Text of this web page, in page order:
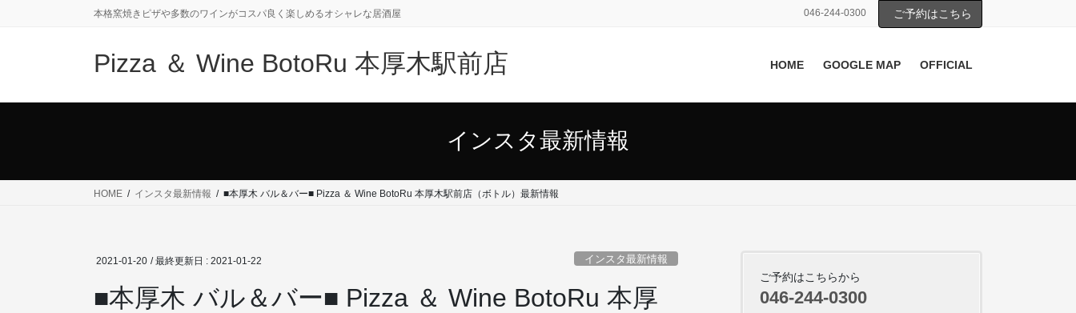
に
ョ
動
本格窯焼きピザや多数のワインがコスパ良く楽しめるオシャレな居酒屋 046-244-0300 ご予約はこちら
Pizza ＆ Wine BotoRu 本厚木駅前店 HOME GOOGLE MAP OFFICIAL
インスタ最新情報
HOME インスタ最新情報 ■本厚木 バル＆バー■ Pizza ＆ Wine BotoRu 本厚木駅前店（ボトル）最新情報
2021-01-20 / 最終更新日 : 2021-01-22 インスタ最新情報
■本厚木 バル＆バー■ Pizza ＆ Wine BotoRu 本厚
ご予約はこちらから
046-244-0300